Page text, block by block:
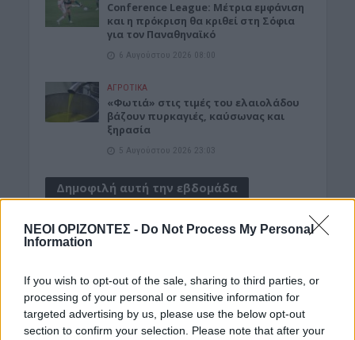
ΝΕΟΙ ΟΡΙΖΟΝΤΕΣ - Do Not Process My Personal
Information
If you wish to opt-out of the sale, sharing to third parties, or
processing of your personal or sensitive information for
targeted advertising by us, please use the below opt-out
section to confirm your selection. Please note that after your
Conference League: Μέτρια εμφάνιση
και η πρόκριση θα κριθεί στη Σόφια
για τον Παναθηναϊκό
6 Αυγούστου 2026 08:00
ΑΓΡΟΤΙΚΑ
«Φωτιά» στις τιμές του ελαιολάδου
βάζουν πυρκαγιές, καύσωνας και
ξηρασία
5 Αυγούστου 2026 23:03
Δημοφιλή αυτή την εβδομάδα